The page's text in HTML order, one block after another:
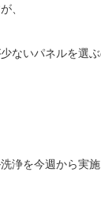
、
ないパネルを選
浄を今週から実施